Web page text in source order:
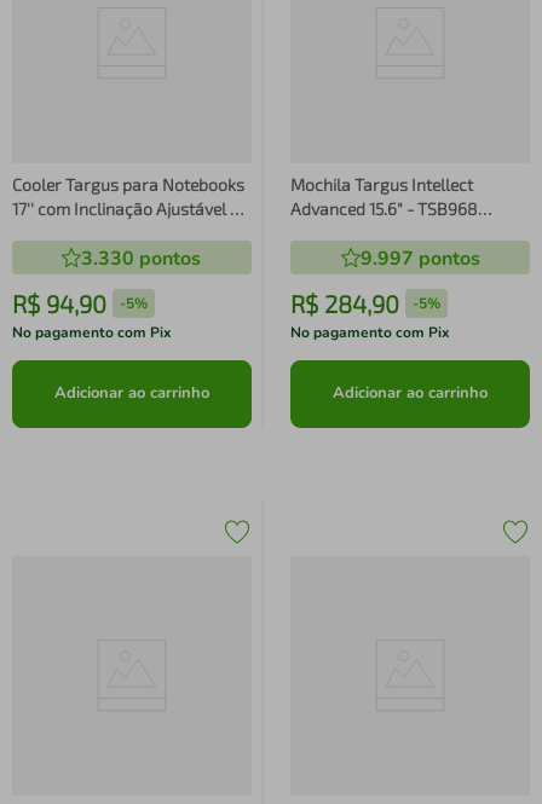
Cooler Targus para Notebooks
17'' com Inclinação Ajustável e
Portas USB-A - AWE81US
AWE81US
3.330 pontos
R$ 94,90 -5%
No pagamento com Pix
Adicionar ao carrinho
Mochila Targus Intellect
Advanced 15.6" - TSB968
9.997 pontos
R$ 284,90 -5%
No pagamento com Pix
Adicionar ao carrinho